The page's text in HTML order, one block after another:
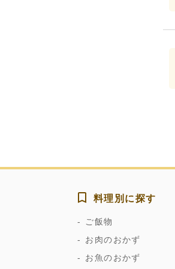
料理別に探す
ご飯物
お肉のおかず
お魚のおかず